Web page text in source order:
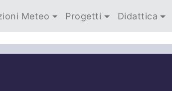
Meteo Progetti Didattica